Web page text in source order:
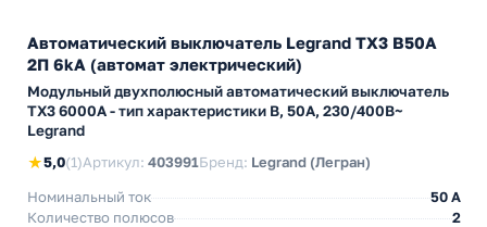
Автоматический выключатель Legrand TX3 B50A
2П 6kA (автомат электрический)
Модульный двухполюсный автоматический выключатель
TX3 6000А - тип характеристики B, 50А, 230/400В~
Legrand
★5,0(1)Артикул: 403991Бренд: Legrand (Легран)
Номинальный ток
50 A
Количество полюсов
2